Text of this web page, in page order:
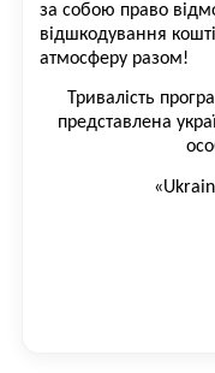
за собою право
відшкодування
атмосферу разом!
Тривалість
представлена